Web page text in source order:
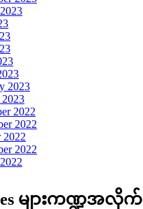
2023
2023
2022
2022
2022
2022
များကဏ္ဍအလိုက်